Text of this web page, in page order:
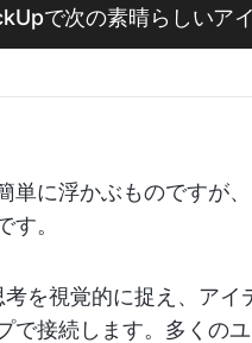
で次の素晴らしいア
単に浮かぶものですが
す。
を視覚的に捉え、アイ
で接続します。多くの